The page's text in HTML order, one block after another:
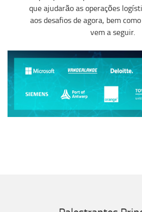
que ajudarão as operações
aos desafios de agora, bem como
vem a seguir.